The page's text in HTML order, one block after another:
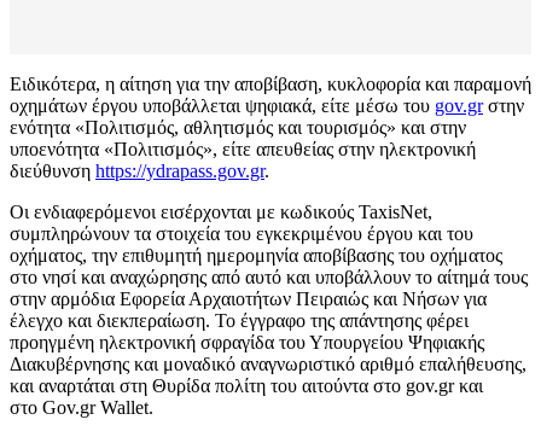
Ειδικότερα, η αίτηση για την αποβίβαση, κυκλοφορία και παραμονή
οχημάτων έργου υποβάλλεται ψηφιακά, είτε μέσω του gov.grστην
ενότητα «Πολιτισμός, αθλητισμός και τουρισμός» και στην
υποενότητα «Πολιτισμός», είτε απευθείας στην ηλεκτρονική
διεύθυνση https://ydrapass.gov.gr.
Οι ενδιαφερόμενοι εισέρχονται με κωδικούς TaxisNet,
συμπληρώνουν τα στοιχεία του εγκεκριμένου έργου και του
οχήματος, την επιθυμητή ημερομηνία αποβίβασης του οχήματος
στο νησί και αναχώρησης από αυτό και υποβάλλουν το αίτημά τους
στην αρμόδια Εφορεία Αρχαιοτήτων Πειραιώς και Νήσων για
έλεγχο και διεκπεραίωση. Το έγγραφο της απάντησης φέρει
προηγμένη ηλεκτρονική σφραγίδα του Υπουργείου Ψηφιακής
Διακυβέρνησης και μοναδικό αναγνωριστικό αριθμό επαλήθευσης,
και αναρτάται στη Θυρίδα πολίτη του αιτούντα στο gov.gr και
στο Gov.gr Wallet.